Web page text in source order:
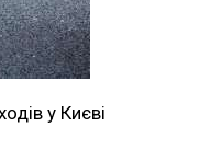
у Києві